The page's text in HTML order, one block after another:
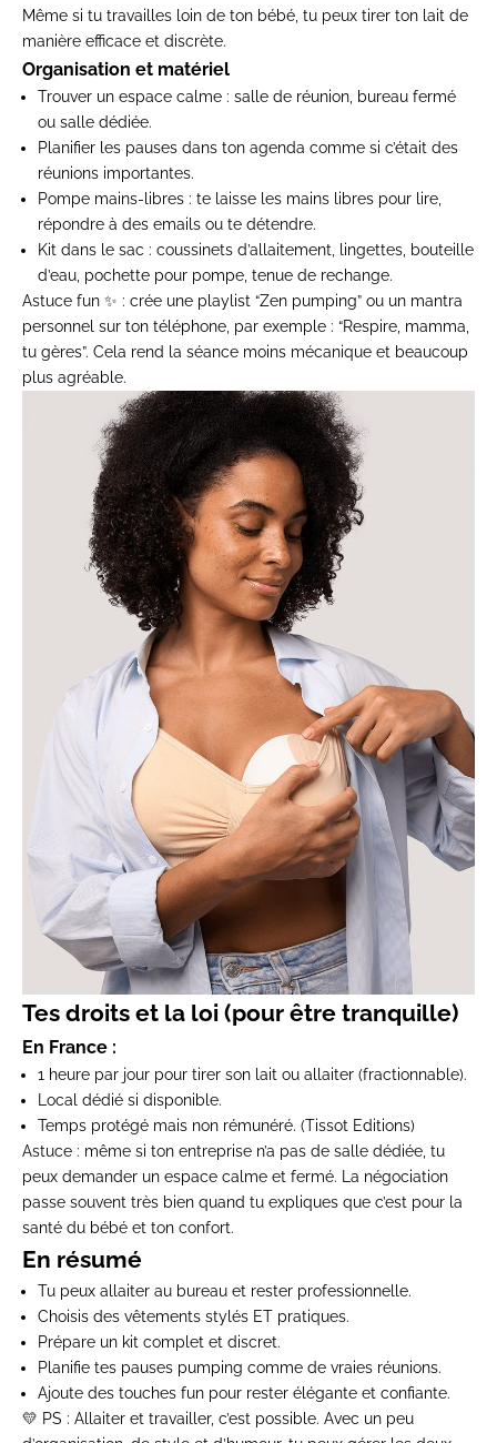
Même si tu travailles loin de ton bébé, tu peux tirer ton lait de
manière efficace et discrète.
Organisation et matériel
Trouver un espace calme : salle de réunion, bureau fermé
ou salle dédiée.
Planifier les pauses dans ton agenda comme si c’était des
réunions importantes.
Pompe mains-libres : te laisse les mains libres pour lire,
répondre à des emails ou te détendre.
Kit dans le sac : coussinets d’allaitement, lingettes, bouteille
d’eau, pochette pour pompe, tenue de rechange.
Astuce fun ✨ : crée une playlist “Zen pumping” ou un mantra
personnel sur ton téléphone, par exemple : “Respire, mamma,
tu gères”. Cela rend la séance moins mécanique et beaucoup
plus agréable.
Tes droits et la loi (pour être tranquille)
En France :
1 heure par jour pour tirer son lait ou allaiter (fractionnable).
Local dédié si disponible.
Temps protégé mais non rémunéré. (Tissot Editions)
Astuce : même si ton entreprise n’a pas de salle dédiée, tu
peux demander un espace calme et fermé. La négociation
passe souvent très bien quand tu expliques que c’est pour la
santé du bébé et ton confort.
En résumé
Tu peux allaiter au bureau et rester professionnelle.
Choisis des vêtements stylés ET pratiques.
Prépare un kit complet et discret.
Planifie tes pauses pumping comme de vraies réunions.
Ajoute des touches fun pour rester élégante et confiante.
💛 PS : Allaiter et travailler, c’est possible. Avec un peu